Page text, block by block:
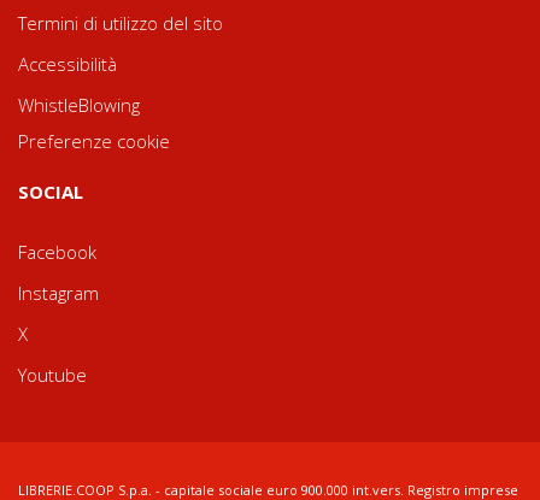
Termini di utilizzo del sito
Accessibilità
WhistleBlowing
Preferenze cookie
SOCIAL
Facebook
Instagram
X
Youtube
LIBRERIE.COOP S.p.a. - capitale sociale euro 900.000 int.vers. Registro imprese